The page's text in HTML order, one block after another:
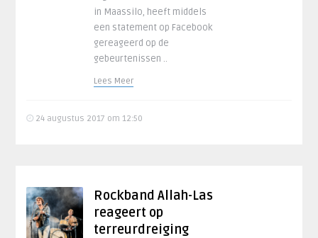
in Maassilo, heeft middels
een statement op Facebook
gereageerd op de
gebeurtenissen ..
Lees Meer
24 augustus 2017 om 12:50
Rockband Allah-Las
reageert op
terreurdreiging